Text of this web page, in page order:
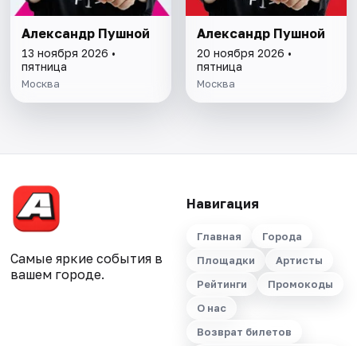
Александр Пушной
13 ноября 2026 •
пятница
Москва
Александр Пушной
20 ноября 2026 •
пятница
Москва
Самые яркие события в
вашем городе.
Навигация
Главная
Города
Площадки
Артисты
Рейтинги
Промокоды
О нас
Возврат билетов